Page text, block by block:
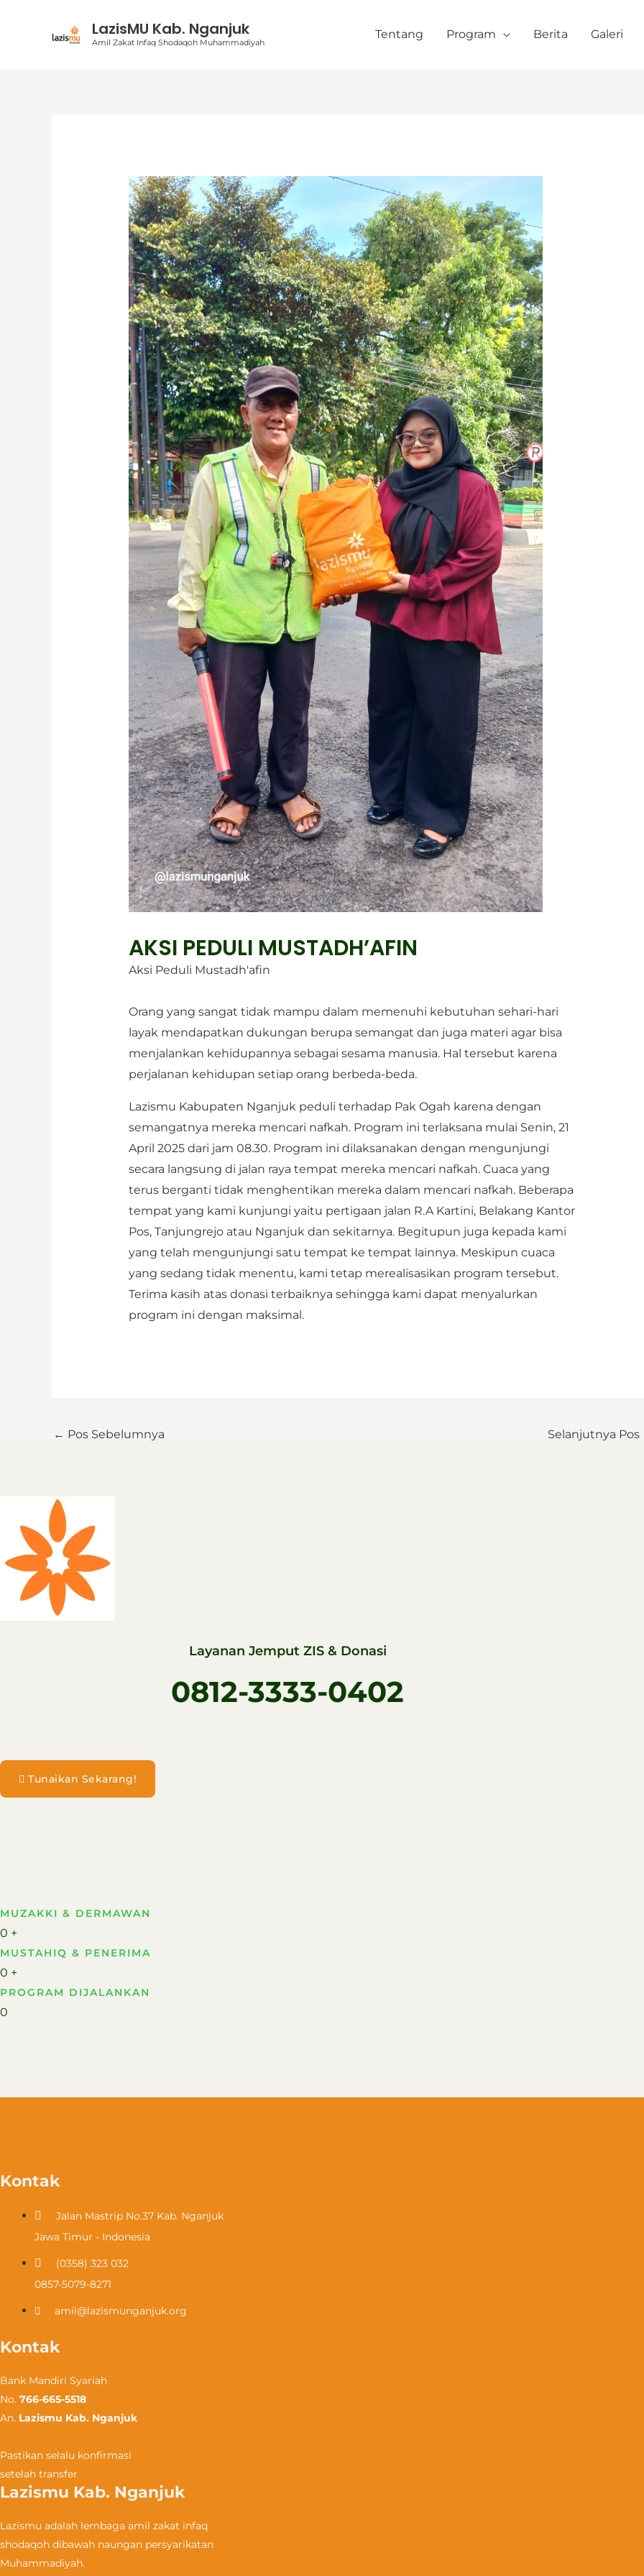
LazisMU Kab. Nganjuk
Amil Zakat Infaq Shodaqoh Muhammadiyah
Tentang Program Berita Galeri
AKSI PEDULI MUSTADH’AFIN
Aksi Peduli Mustadh'afin
Orang yang sangat tidak mampu dalam memenuhi kebutuhan sehari-hari
layak mendapatkan dukungan berupa semangat dan juga materi agar bisa
menjalankan kehidupannya sebagai sesama manusia. Hal tersebut karena
perjalanan kehidupan setiap orang berbeda-beda.
Lazismu Kabupaten Nganjuk peduli terhadap Pak Ogah karena dengan
semangatnya mereka mencari nafkah. Program ini terlaksana mulai Senin, 21
April 2025 dari jam 08.30. Program ini dilaksanakan dengan mengunjungi
secara langsung di jalan raya tempat mereka mencari nafkah. Cuaca yang
terus berganti tidak menghentikan mereka dalam mencari nafkah. Beberapa
tempat yang kami kunjungi yaitu pertigaan jalan R.A Kartini, Belakang Kantor
Pos, Tanjungrejo atau Nganjuk dan sekitarnya. Begitupun juga kepada kami
yang telah mengunjungi satu tempat ke tempat lainnya. Meskipun cuaca
yang sedang tidak menentu, kami tetap merealisasikan program tersebut.
Terima kasih atas donasi terbaiknya sehingga kami dapat menyalurkan
program ini dengan maksimal.
← Pos Sebelumnya Selanjutnya Pos
Layanan Jemput ZIS & Donasi
0812-3333-0402
Tunaikan Sekarang!
MUZAKKI & DERMAWAN
0 +
MUSTAHIQ & PENERIMA​
0 +
PROGRAM DIJALANKAN
0
Kontak
Jalan Mastrip No.37 Kab. Nganjuk
Jawa Timur - Indonesia
(0358) 323 032​
0857-5079-8271
amil@lazismunganjuk.org
Kontak
Bank Mandiri Syariah
No. 766-665-5518
An. Lazismu Kab. Nganjuk
Pastikan selalu konfirmasi
setelah transfer
Lazismu Kab. Nganjuk
Lazismu adalah lembaga amil zakat infaq
shodaqoh dibawah naungan persyarikatan
Muhammadiyah.